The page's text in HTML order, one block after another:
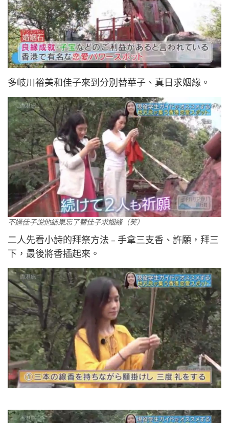
多岐川裕美和佳子來到分別替華子、真日求姻緣。
不過佳子說他結果忘了替佳子求姻緣（笑）
二人先看小詩的拜祭方法 – 手拿三支香、許願，拜三
下，最後將香插起來。